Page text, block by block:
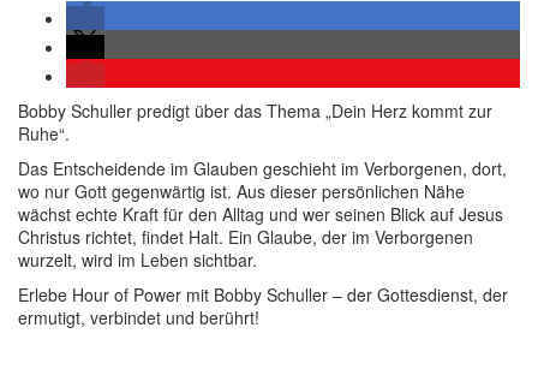
Bobby Schuller predigt über das Thema „Dein Herz kommt zur
Ruhe“.
Das Entscheidende im Glauben geschieht im Verborgenen, dort,
wo nur Gott gegenwärtig ist. Aus dieser persönlichen Nähe
wächst echte Kraft für den Alltag und wer seinen Blick auf Jesus
Christus richtet, findet Halt. Ein Glaube, der im Verborgenen
wurzelt, wird im Leben sichtbar.
Erlebe Hour of Power mit Bobby Schuller – der Gottesdienst, der
ermutigt, verbindet und berührt!